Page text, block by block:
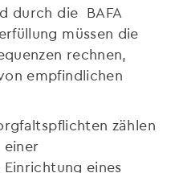
durch die BAFA
müssen die
rechnen,
empfindlichen
zählen
einer
eines